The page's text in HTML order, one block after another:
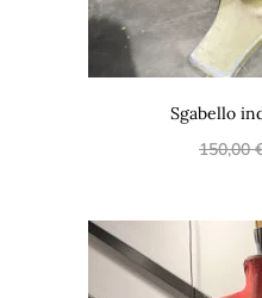
Sgabello
150,00